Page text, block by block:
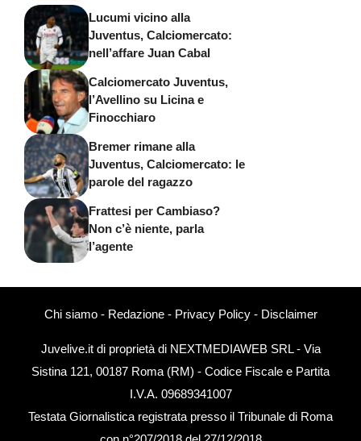
Lucumi vicino alla
Juventus, Calciomercato:
nell’affare Juan Cabal
Calciomercato Juventus,
l’Avellino su Licina e
Finocchiaro
Bremer rimane alla
Juventus, Calciomercato: le
parole del ragazzo
Frattesi per Cambiaso?
Non c’è niente, parla
l’agente
Chi siamo- Redazione- Privacy Policy- Disclaimer
Juvelive.it di proprietà di NEXTMEDIAWEB SRL - Via
Sistina 121, 00187 Roma (RM) - Codice Fiscale e Partita
I.V.A. 09689341007
Testata Giornalistica registrata presso il Tribunale di Roma